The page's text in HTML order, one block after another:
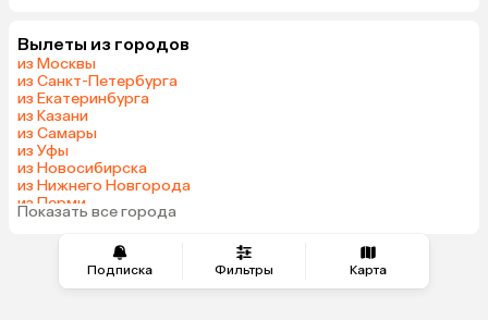
Подписка Фильтры Карта
Вылеты из городов
из Москвы
из Санкт-Петербурга
из Екатеринбурга
из Казани
из Самары
из Уфы
из Новосибирска
из Нижнего Новгорода
из Перми
из Сочи
Показать все города